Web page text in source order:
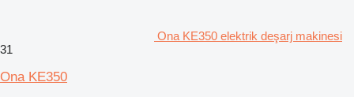
Ona KE350 elektrik deşarj makinesi
31
Ona KE350